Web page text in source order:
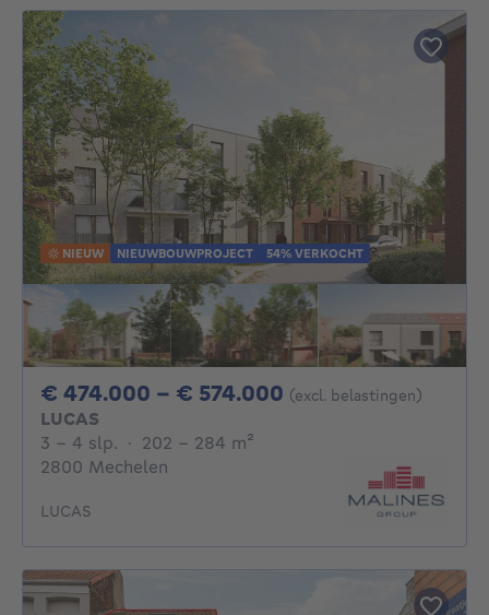
NIEUW NIEUWBOUWPROJECT 54% VERKOCHT
€ 474.000 - € 574.000 Van 474000€ Tot
(excl. belastingen)
LUCAS
3 - 4 Slaapkamers
3 - 4 slp. · 202 - 284 m²
2800 Mechelen
LUCAS